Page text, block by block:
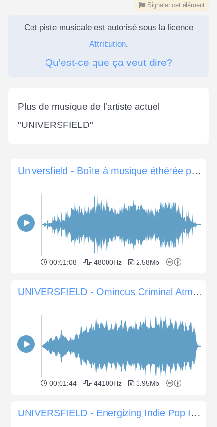
Signaler cet élément
Cet piste musicale est autorisé sous la licence
Attribution.
Qu'est-ce que ça veut dire?
Plus de musique de l'artiste actuel
"UNIVERSFIELD"
Universfield - Boîte à musique éthérée pour les énigmes sombres
00:01:08 48000Hz 2.58Mb
UNIVERSFIELD - Ominous Criminal Atmosphere
00:01:44 44100Hz 3.95Mb
UNIVERSFIELD - Energizing Indie Pop Inspiration